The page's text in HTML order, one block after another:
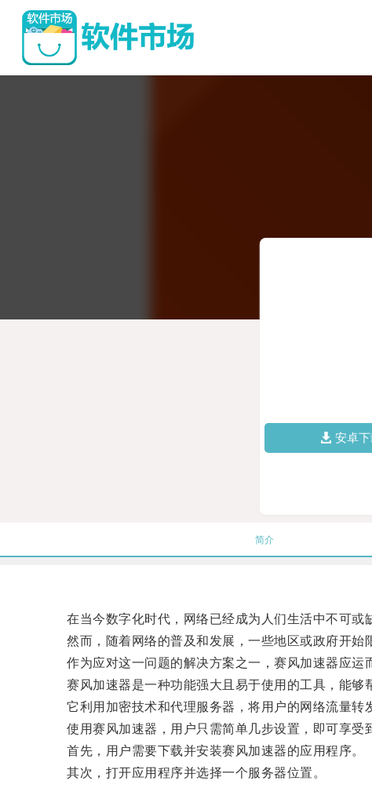
安卓
简介
在当今数字化时代，网络已经成为人们生活中不可或
然而，随着网络的普及和发展，一些地区或政府开始
作为应对这一问题的解决方案之一，赛风加速器应运
赛风加速器是一种功能强大且易于使用的工具，能够
它利用加密技术和代理服务器，将用户的网络流量转
使用赛风加速器，用户只需简单几步设置，即可享受
首先，用户需要下载并安装赛风加速器的应用程序。
其次，打开应用程序并选择一个服务器位置。